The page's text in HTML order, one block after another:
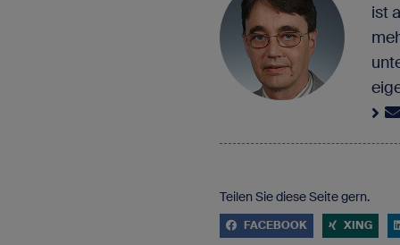
ist
Teilen Sie diese Seite gern.
FACEBOOK XING